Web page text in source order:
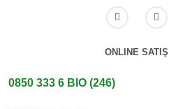
ONLINE
0850 333 6 BIO (246)